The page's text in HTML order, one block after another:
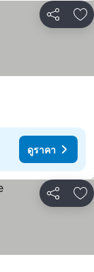
แชร์ เ
ดูราคา
แชร์ เ